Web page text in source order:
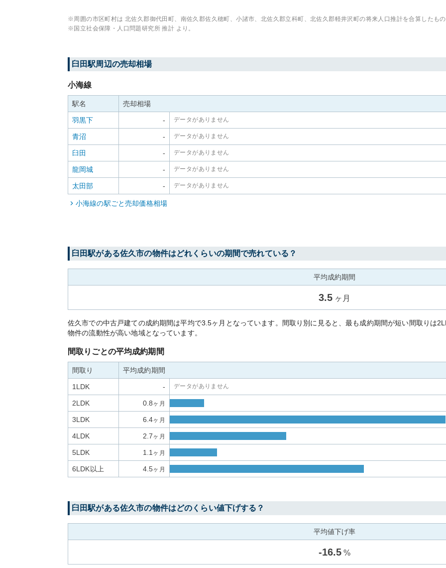
※周囲の市区町村は 北佐久郡御代田町、南佐久郡佐久穂町、小諸市、北佐久郡立科町、北佐久郡軽井沢町の将来人口推計を合算したも
※国立社会保障・人口問題研究所 推計 より。
臼田駅周辺の売却相場
小海線
駅名 売却相場
羽黒下 - データがありません
青沼 - データがありません
臼田 - データがありません
龍岡城 - データがありません
太田部 - データがありません
小海線の駅ごと売却価格相場
臼田駅がある佐久市の物件はどれくらいの期間で売れている？
平均成約期間
3.5 ヶ月
佐久市での中古戸建ての成約期間は平均で3.5ヶ月となっています。間取り別に見ると、最も成約期間が短い間取りは
物件の流動性が高い地域となっています。
間取りごとの平均成約期間
間取り 平均成約期間
1LDK - データがありません
2LDK 0.8ヶ月
3LDK 6.4ヶ月
4LDK 2.7ヶ月
5LDK 1.1 ヶ月
6LDK以上 4.5ヶ月
臼田駅がある佐久市の物件はどのくらい値下げする？
平均値下げ率
-16.5 %